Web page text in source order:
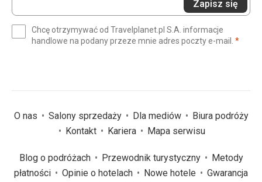
swój
(wymagane)
Zapisz się
Chcę otrzymywać od Travelplanet.pl S.A. informacje
handlowe na podany przeze mnie adres poczty e-mail. *
O nas Salony sprzedaży Dla mediów
Biura podróży
Kontakt
Kariera Mapa serwisu
Blog o podróżach Przewodnik turystyczny
Metody
płatności
Opinie o hotelach Nowe hotele
Gwarancja